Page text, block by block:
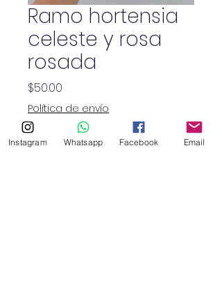
Ramo hortensia
celeste y rosa
rosada
$50.00
Política de envío
Cantidad *
Instagram Whatsapp Facebook Email